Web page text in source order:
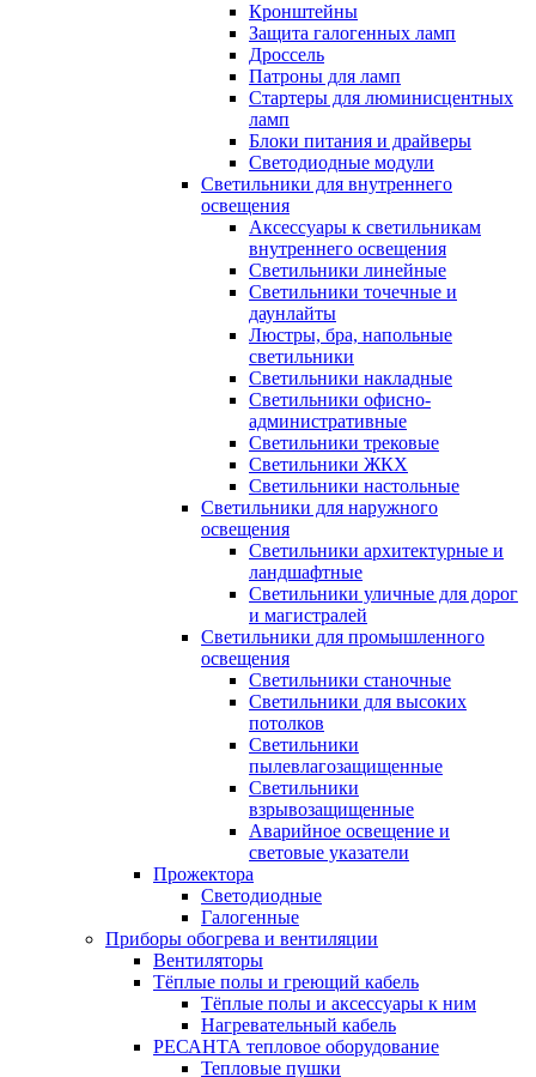
Кронштейны
Защита галогенных ламп
Дроссель
Патроны для ламп
Стартеры для люминисцентных
ламп
Блоки питания и драйверы
Светодиодные модули
Светильники для внутреннего
освещения
Аксессуары к светильникам
внутреннего освещения
Светильники линейные
Светильники точечные и
даунлайты
Люстры, бра, напольные
светильники
Светильники накладные
Светильники офисно-
административные
Светильники трековые
Светильники ЖКХ
Светильники настольные
Светильники для наружного
освещения
Светильники архитектурные и
ландшафтные
Светильники уличные для дорог
и магистралей
Светильники для промышленного
освещения
Светильники станочные
Светильники для высоких
потолков
Светильники
пылевлагозащищенные
Светильники
взрывозащищенные
Аварийное освещение и
световые указатели
Прожектора
Светодиодные
Галогенные
Приборы обогрева и вентиляции
Вентиляторы
Тёплые полы и греющий кабель
Тёплые полы и аксессуары к ним
Нагревательный кабель
РЕСАНТА тепловое оборудование
Тепловые пушки